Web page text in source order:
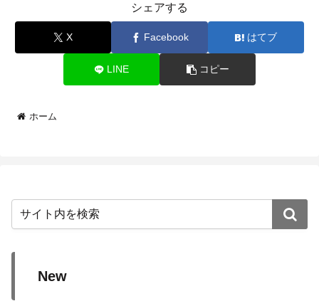
シェアする
X Facebook はてブ
LINE コピー
ホーム
New